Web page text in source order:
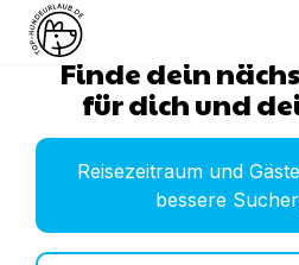
Finde dein
für dich und
Reisezeitraum und
bessere